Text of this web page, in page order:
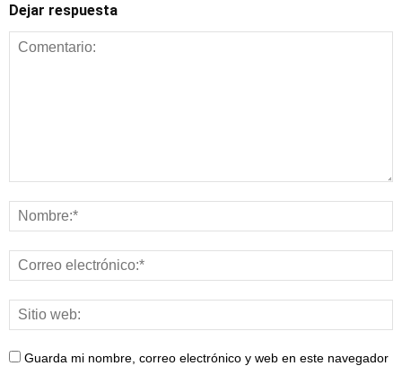
Alimentación y
nutrición
Dejar respuesta
Guarda mi nombre, correo electrónico y web en este navegador